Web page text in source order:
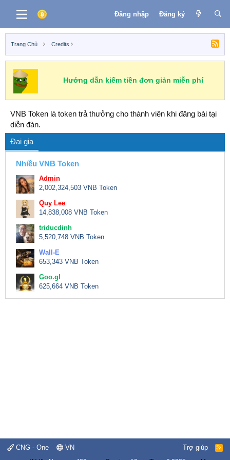
Đăng nhập Đăng ký
Trang Chủ Credits
Hướng dẫn kiếm tiền đơn giản miễn phí
VNB Token là token trả thưởng cho thành viên khi đăng bài tại
diễn đàn.
Đại gia
Nhiều VNB Token
Admin
2,002,324,503 VNB Token
Quy Lee
14,838,008 VNB Token
triducdinh
5,520,748 VNB Token
Wall-E
653,343 VNB Token
Goo.gl
625,664 VNB Token
CNG - One VN Trợ giúp
R